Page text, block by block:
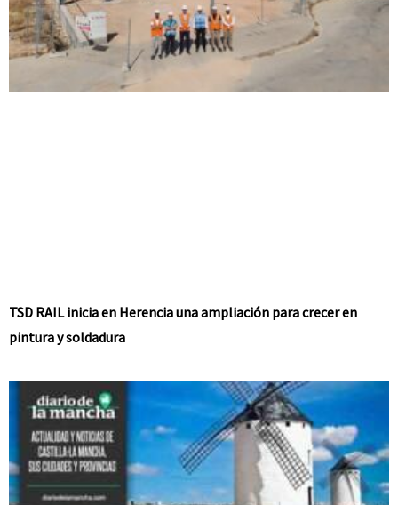
TSD RAIL inicia en Herencia una ampliación para crecer en
pintura y soldadura